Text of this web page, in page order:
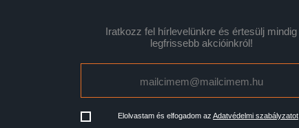
Iratkozz fel hírlevelünkre és értesülj mindig
legfrissebb akcióinkról!
Elolvastam és elfogadom az Adatvédelmi szabályzatot